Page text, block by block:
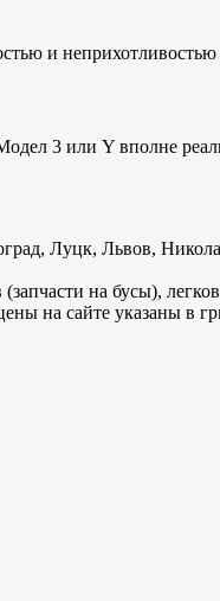
и неприхотливостью
3 или Y вполне
Луцк, Львов,
(запчасти на бусы),
на сайте указаны в